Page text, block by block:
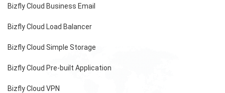
Bizfly Cloud Business Email
Bizfly Cloud Load Balancer
Bizfly Cloud Simple Storage
Bizfly Cloud Pre-built Application
Bizfly Cloud VPN